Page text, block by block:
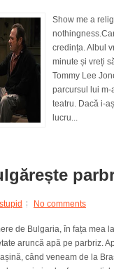
Show me a
credința. Albul
minute și vreți
Tommy Lee
parcursul lui m-
teatru. Dacă i-
lucru...
stupid No comments
de Bulgaria, în fața mea
aruncă apă pe parbriz.
când veneam de la